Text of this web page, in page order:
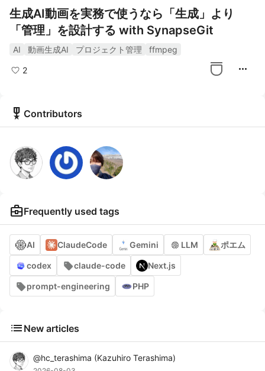
生成AI動画を実務で使うなら「生成」より
「管理」を設計する with SynapseGit
AI 動画生成AI プロジェクト管理 ffmpeg
2 more_horiz
military_tech Contributors
business_centerFrequently used tags
AI ClaudeCode Gemini LLM ポエム
codex claude-code Next.js
prompt-engineering PHP
list New articles
@hc_terashima (Kazuhiro Terashima)